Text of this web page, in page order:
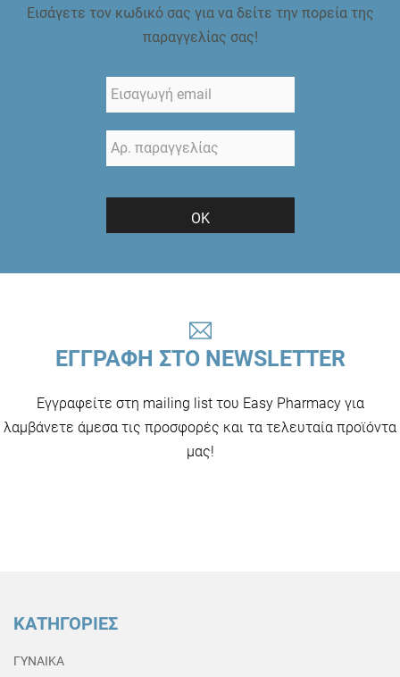
Εισάγετε τον κωδικό σας για να δείτε την πορεία της
παραγγελίας σας!
ΟΚ
ΕΓΓΡΑΦΗ ΣΤΟ NEWSLETTER
Εγγραφείτε στη mailing list του Easy Pharmacy για
λαμβάνετε άμεσα τις προσφορές και τα τελευταία προϊόντα
μας!
ΚΑΤΗΓΟΡΙΕΣ
ΓΥΝΑΙΚΑ